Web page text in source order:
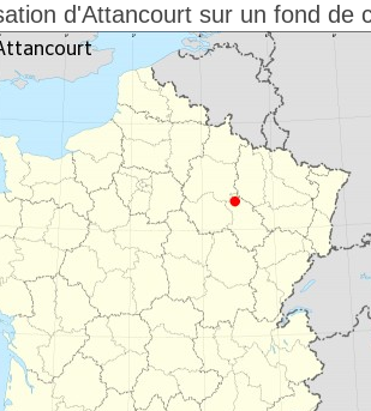
d'Attancourt sur un fond de